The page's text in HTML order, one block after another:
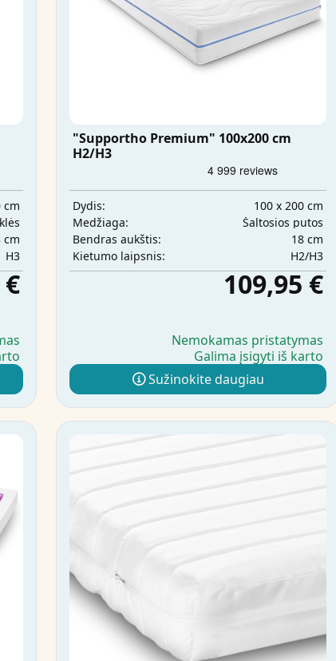
cm
cm
H3
"Supportho Premium" 100x200 cm
H2/H3
Dydis:
100 x 200 cm
Medžiaga:
Šaltosios putos
Bendras aukštis:
18 cm
Kietumo laipsnis:
H2/H3
109,95 €
Nemokamas pristatymas
Galima įsigyti iš karto
Sužinokite daugiau